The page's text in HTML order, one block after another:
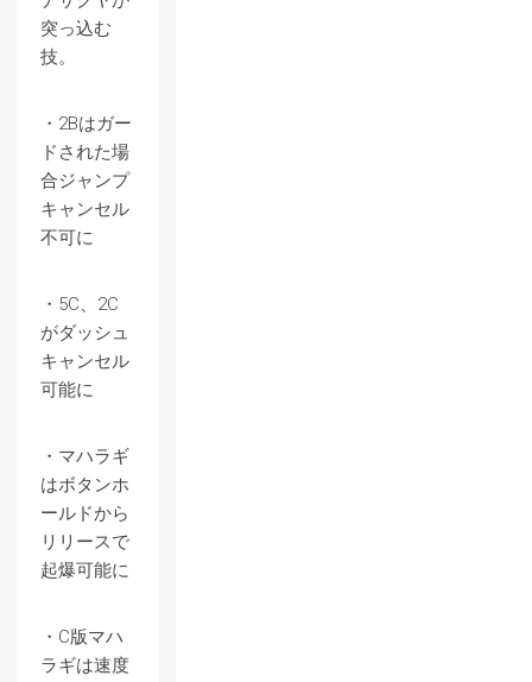
突っ込む
技。
・2Bはガー
ドされた場
合ジャンプ
キャンセル
不可に
・5C、2C
がダッシュ
キャンセル
可能に
・マハラギ
はボタンホ
ールドから
リリースで
起爆可能に
・C版マハ
ラギは速度